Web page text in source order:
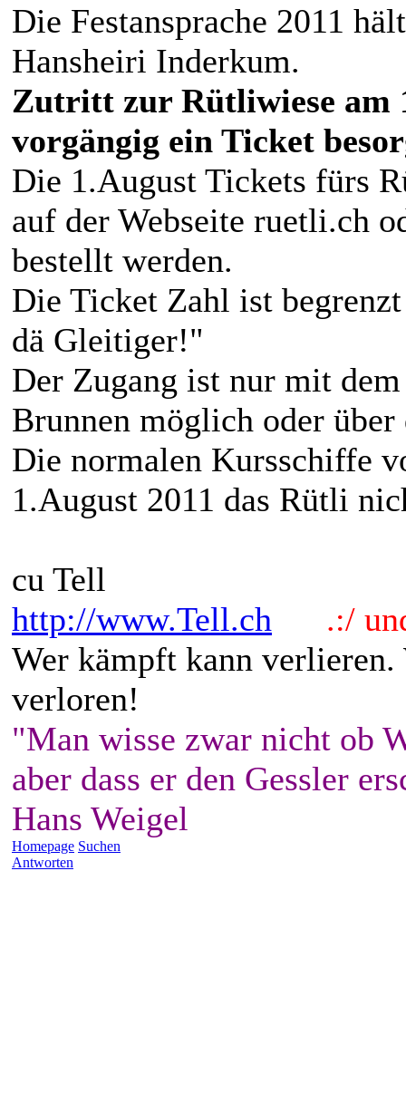
Die Festansprache 2011
Hansheiri Inderkum.
Zutritt zur Rütliwiese am
vorgängig ein Ticket
Die 1.August Tickets fürs
auf der Webseite ruetli.ch
bestellt werden.
Die Ticket Zahl ist
dä Gleitiger!"
Der Zugang ist nur mit
Brunnen möglich oder über
Die normalen Kursschiffe
1.August 2011 das Rütli
cu Tell
http://www.Tell.ch
.:/
Wer kämpft kann
verloren!
"Man wisse zwar nicht ob
aber dass er den Gessler
Hans Weigel
Homepage Suchen
Antworten